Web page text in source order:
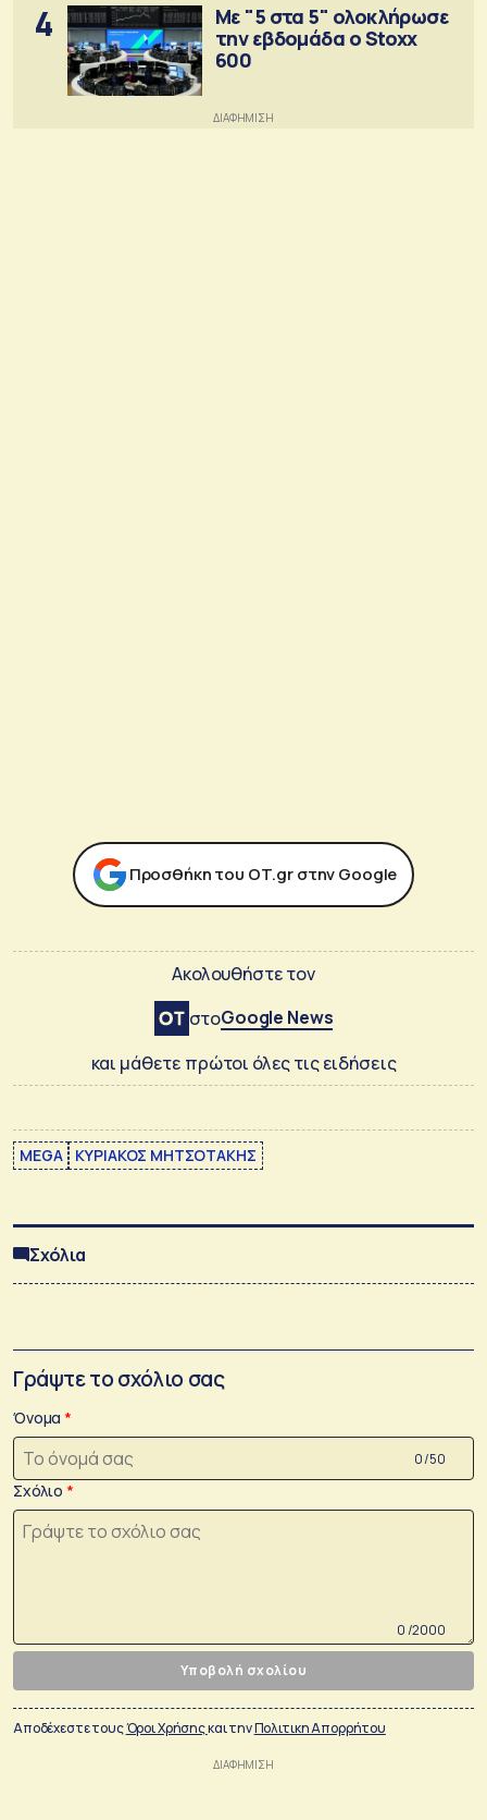
4
Με "5 στα 5" ολοκλήρωσε
την εβδομάδα ο Stoxx
600
Προσθήκη του ΟΤ.gr στην Google
Ακολουθήστε τον
στοGoogle News
και μάθετε πρώτοι όλες τις ειδήσεις
MEGA ΚΥΡΙΑΚΟΣ ΜΗΤΣΟΤΑΚΗΣ
Σχόλια
Γράψτε το σχόλιο σας
Όνομα
0 /50
Σχόλιο
0 /2000
Υποβολή σχολίου
Αποδέχεστε τουςΌροι Χρήσηςκαι τηνΠολιτικη Απορρήτου